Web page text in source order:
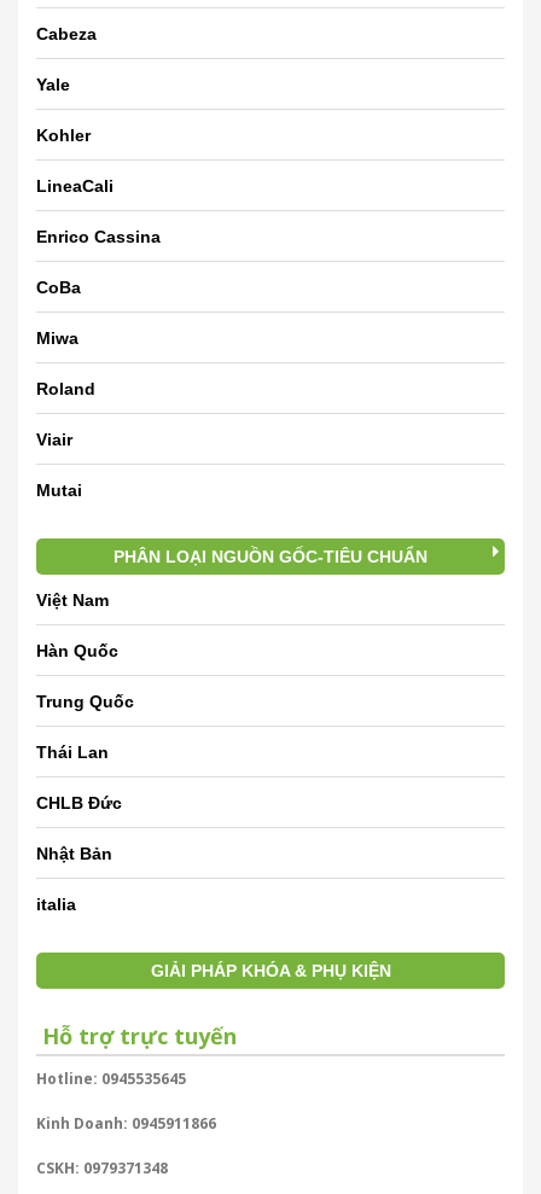
Cabeza
Yale
Kohler
LineaCali
Enrico Cassina
CoBa
Miwa
Roland
Viair
Mutai
PHÂN LOẠI NGUỒN GỐC-TIÊU CHUẨN
Việt Nam
Hàn Quốc
Trung Quốc
Thái Lan
CHLB Đức
Nhật Bản
italia
GIẢI PHÁP KHÓA & PHỤ KIỆN
Hỗ trợ trực tuyến
Hotline: 0945535645
Kinh Doanh: 0945911866
CSKH: 0979371348